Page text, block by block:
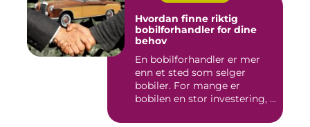
Hvordan finne riktig
bobilforhandler for dine
behov
En bobilforhandler er mer
enn et sted som selger
bobiler. For mange er
bobilen en stor investering, ...